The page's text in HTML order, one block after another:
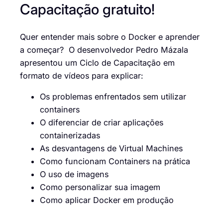
Capacitação gratuito!
Quer entender mais sobre o Docker e aprender
a começar? O desenvolvedor Pedro Mázala
apresentou um Ciclo de Capacitação em
formato de vídeos para explicar:
Os problemas enfrentados sem utilizar
containers
O diferenciar de criar aplicações
containerizadas
As desvantagens de Virtual Machines
Como funcionam Containers na prática
O uso de imagens
Como personalizar sua imagem
Como aplicar Docker em produção